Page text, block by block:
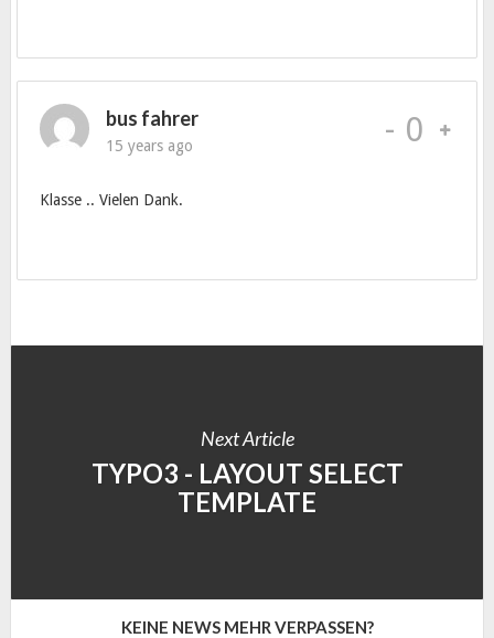
bus fahrer
15 years ago - 0
Klasse .. Vielen Dank.
Next Article
TYPO3 - LAYOUT SELECT
TEMPLATE
KEINE NEWS MEHR VERPASSEN?